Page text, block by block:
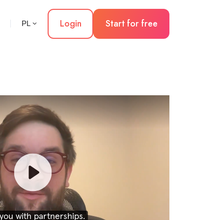
PL Login Start for free